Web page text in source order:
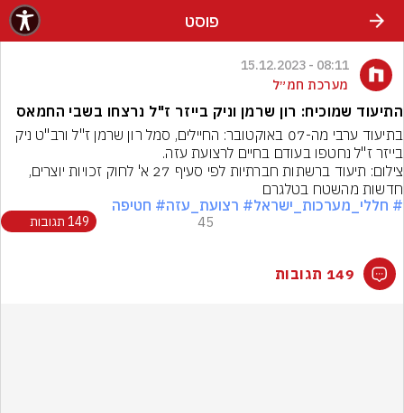
פוסט
08:11 - 15.12.2023
מערכת חמ״ל
התיעוד שמוכיח: רון שרמן וניק בייזר ז"ל נרצחו בשבי החמאס
בייזר ז"ל נחטפו בעודם בחיים לרצועת עזה.
חדשות מהשטח בטלגרם
# חללי_מערכות_ישראל# רצועת_עזה# חטיפה
45 149 תגובות
149 תגובות